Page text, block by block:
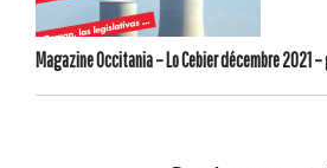
Magazine Occitania – Lo Cebier décembre 2021